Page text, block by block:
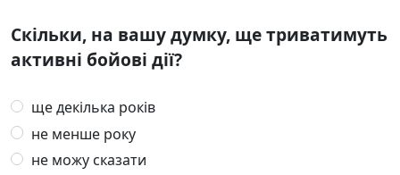
Скільки, на вашу думку, ще триватимуть
активні бойові дії?
ще декілька років
не менше року
не можу сказати